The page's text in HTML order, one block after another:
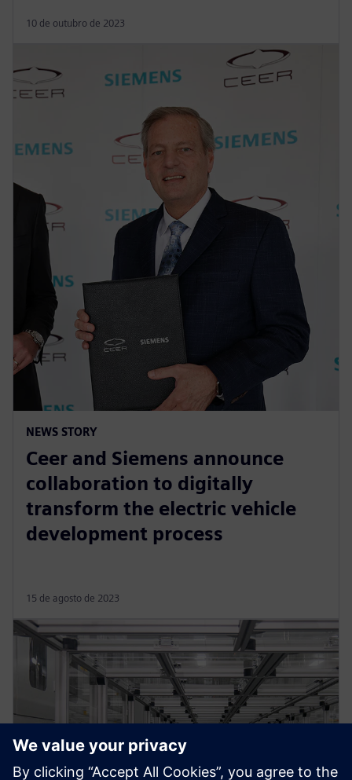
10 de outubro de 2023
NEWS STORY
Ceer and Siemens announce
collaboration to digitally
transform the electric vehicle
development process
15 de agosto de 2023